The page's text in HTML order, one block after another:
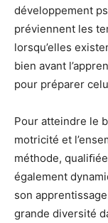
développement
préviennent les
lorsqu’elles
bien avant
pour préparer
Pour atteindre le
motricité et
méthode,
également
son
grande diversité